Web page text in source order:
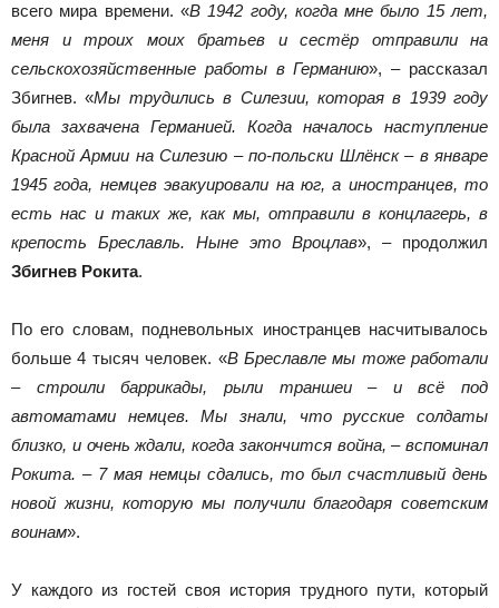
всего мира времени. «В 1942 году, когда мне было 15 лет,
меня и троих моих братьев и сестёр отправили на
сельскохозяйственные работы в Германию», – рассказал
Збигнев. «Мы трудились в Силезии, которая в 1939 году
была захвачена Германией. Когда началось наступление
Красной Армии на Силезию – по-польски Шлёнск – в январе
1945 года, немцев эвакуировали на юг, а иностранцев, то
есть нас и таких же, как мы, отправили в концлагерь, в
крепость Бреславль. Ныне это Вроцлав», – продолжил
Збигнев Рокита.
По его словам, подневольных иностранцев насчитывалось
больше 4 тысяч человек. «В Бреславле мы тоже работали
– строили баррикады, рыли траншеи – и всё под
автоматами немцев. Мы знали, что русские солдаты
близко, и очень ждали, когда закончится война, – вспоминал
Рокита. – 7 мая немцы сдались, то был счастливый день
новой жизни, которую мы получили благодаря советским
воинам».
У каждого из гостей своя история трудного пути, который